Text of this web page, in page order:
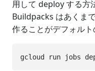
用して deploy する方
Buildpacks はあくま
作ることがデフォルト